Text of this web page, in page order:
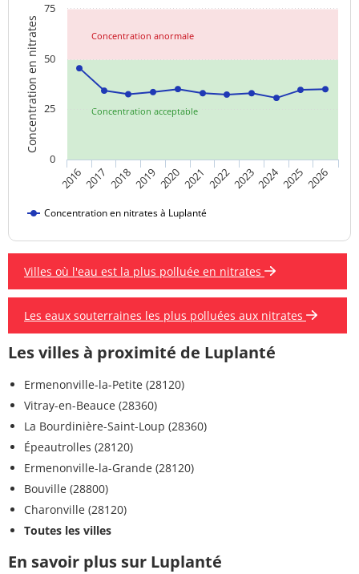
Concentration acceptable
Concentration anormale
Concentration en nitrates
Concentration en nitrates à Luplanté
20162017 2018201920202021 20222023202420252026
0
25
50
75
Villes où l'eau est la plus polluée en nitrates
Les eaux souterraines les plus polluées aux nitrates
Les villes à proximité de Luplanté
Ermenonville-la-Petite (28120)
Vitray-en-Beauce (28360)
La Bourdinière-Saint-Loup (28360)
Épeautrolles (28120)
Ermenonville-la-Grande (28120)
Bouville (28800)
Charonville (28120)
Toutes les villes
En savoir plus sur Luplanté